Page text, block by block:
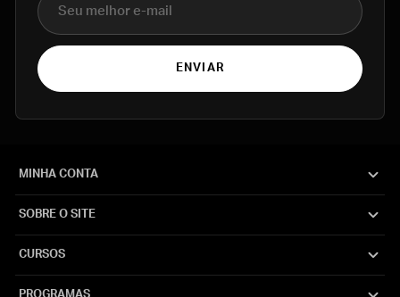
ENVIAR
MINHA CONTA
SOBRE O SITE
CURSOS